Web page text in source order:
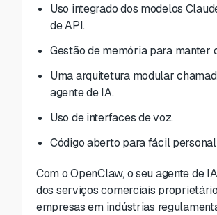
Uso integrado dos modelos
de API.
Gestão de memória para manter
Uma arquitetura modular
agente de IA.
Uso de interfaces de voz.
Código aberto para fácil
Com o OpenClaw, o seu agente de
dos serviços comerciais
empresas em indústrias